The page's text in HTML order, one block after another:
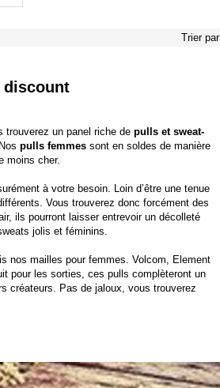
Trier par
discount
trouverez un panel riche de pulls et sweat-
pulls femmes sont en soldes de manière
moins cher.
à votre besoin. Loin d’être une tenue
Vous trouverez donc forcément des
ils pourront laisser entrevoir un décolleté
jolis et féminins.
nos mailles pour femmes. Volcom, Element
pour les sorties, ces pulls complèteront un
créateurs. Pas de jaloux, vous trouverez